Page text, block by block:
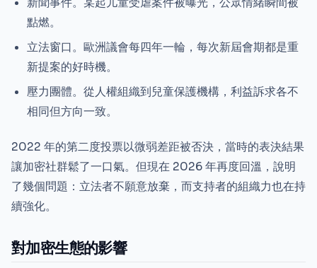
點燃。
立法窗口。歐洲議會每四年一輪，每次新屆會期都是重
新提案的好時機。
壓力團體。從人權組織到兒童保護機構，利益訴求各不
相同但方向一致。
2022 年的第二度投票以微弱差距被否決，當時的表決結果
讓加密社群鬆了一口氣。但現在 2026 年再度回溫，說明
了幾個問題：立法者不願意放棄，而支持者的組織力也在持
續強化。
對加密生態的影響